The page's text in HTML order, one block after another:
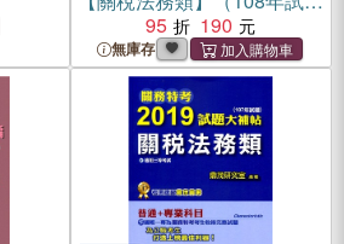
95 190
無庫存